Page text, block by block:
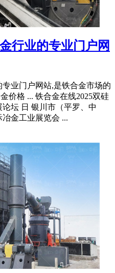
行业的专业门户网
业门户网站,是铁合金市场的
价格 ... 铁合金在线2025双硅
论坛 日 银川市（平罗、中
金工业展览会 ...